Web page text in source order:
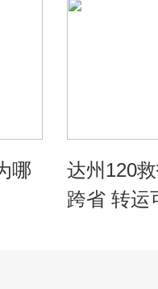
哪
达州120
跨省 转运